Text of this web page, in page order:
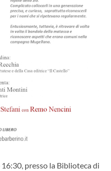
presso la Biblioteca di